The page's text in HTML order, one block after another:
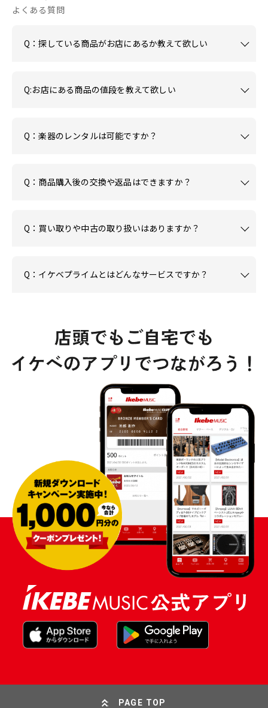
よくある質問
Q：探している商品がお店にあるか教えて欲しい
Q:お店にある商品の値段を教えて欲しい
Q：楽器のレンタルは可能ですか？
Q：商品購入後の交換や返品はできますか？
Q：買い取りや中古の取り扱いはありますか？
Q：イケベプライムとはどんなサービスですか？
PAGE TOP